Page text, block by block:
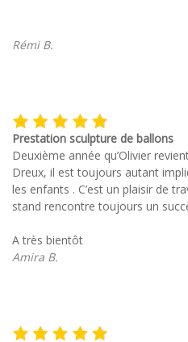
Rémi B.
Prestation sculpture de ballons
Deuxième année qu’Olivier
Dreux, il est toujours autant
les enfants . C’est un plaisir de
stand rencontre toujours un
A très bientôt
Amira B.